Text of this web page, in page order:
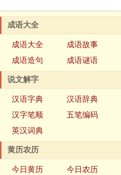
成语大全
成语大全 成语故事
成语造句
成语谜语
说文解字
汉语字典 汉语辞典
汉字笔顺
五笔编码
英汉词典
黄历农历
今日黄历 今日农历